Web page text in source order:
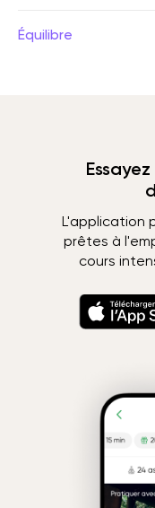
Équilibre
L'application
prêtes à
cours